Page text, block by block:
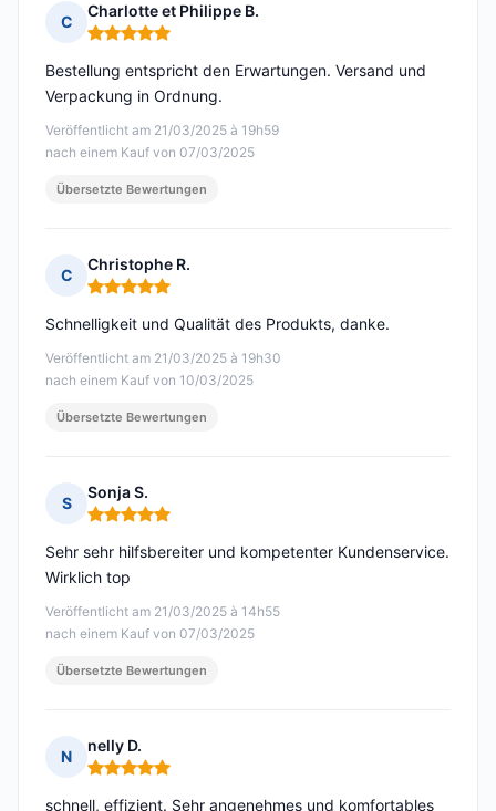
C
Charlotte et Philippe B.
Hinweis: 5 von 5
Veröffentlicht am 21/03/2025 à 19h59
nach einem Kauf von 07/03/2025
Bestellung entspricht den Erwartungen. Versand und
Verpackung in Ordnung.
Übersetzte Bewertungen
C
Christophe R.
Hinweis: 5 von 5
Veröffentlicht am 21/03/2025 à 19h30
nach einem Kauf von 10/03/2025
Schnelligkeit und Qualität des Produkts, danke.
Übersetzte Bewertungen
S
Sonja S.
Hinweis: 5 von 5
Veröffentlicht am 21/03/2025 à 14h55
nach einem Kauf von 07/03/2025
Sehr sehr hilfsbereiter und kompetenter Kundenservice.
Wirklich top
Übersetzte Bewertungen
N
nelly D.
Hinweis: 5 von 5
schnell, effizient. Sehr angenehmes und komfortables